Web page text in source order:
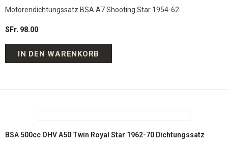
Motorendichtungssatz BSA A7 Shooting Star 1954-62
SFr. 98.00
IN DEN WARENKORB
BSA 500cc OHV A50 Twin Royal Star 1962-70 Dichtungssatz